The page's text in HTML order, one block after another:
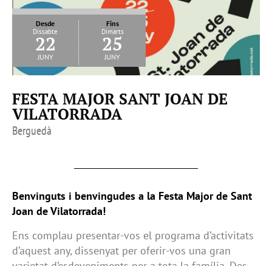
Desde
Dissabte
22
juny
Fins
Dimarts
25
juny
FESTA MAJOR SANT JOAN DE
VILATORRADA
Berguedà
Benvinguts i benvingudes a la Festa Major de Sant
Joan de Vilatorrada!
Ens complau presentar-vos el programa d’activitats
d’aquest any, dissenyat per oferir-vos una gran